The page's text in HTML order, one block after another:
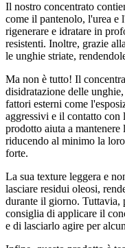
Il nostro concentrato
come il pantenolo, l'urea e
rigenerare e idratare in
resistenti. Inoltre, grazie
le unghie striate,
Ma non è tutto! Il
disidratazione delle
fattori esterni come
aggressivi e il contatto con
prodotto aiuta a
riducendo al minimo la
forte.
La sua texture leggera e
lasciare residui oleosi,
durante il giorno. Tuttavia,
consiglia di applicare il
e di lasciarlo agire per